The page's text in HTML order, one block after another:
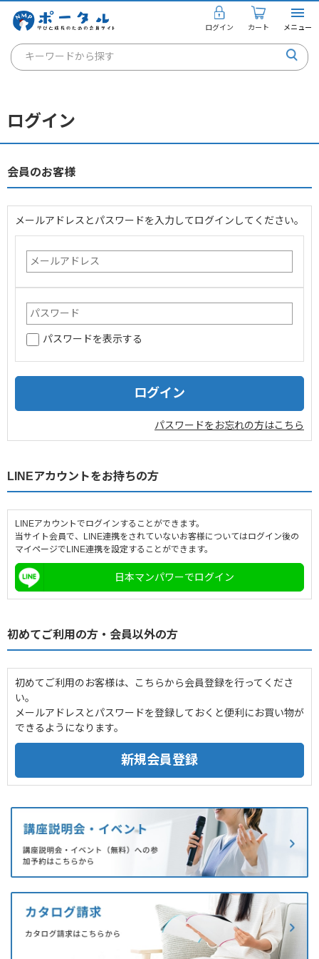
ログイン カート メニュー
キーワードから探す
通信講座
講座を探す
個人のお客様
法人のお客様
企業情報
採用情報
ログイン
会員のお客様
メールアドレスとパスワードを入力してログインしてください。
パスワードを表示する
パスワードをお忘れの方はこちら
LINEアカウントをお持ちの方
LINEアカウントでログインすることができます。
当サイト会員で、LINE連携をされていないお客様についてはログイン後の
マイページでLINE連携を設定することができます。
日本マンパワーでログイン
初めてご利用の方・会員以外の方
初めてご利用のお客様は、こちらから会員登録を行ってくださ
い。
メールアドレスとパスワードを登録しておくと便利にお買い物が
できるようになります。